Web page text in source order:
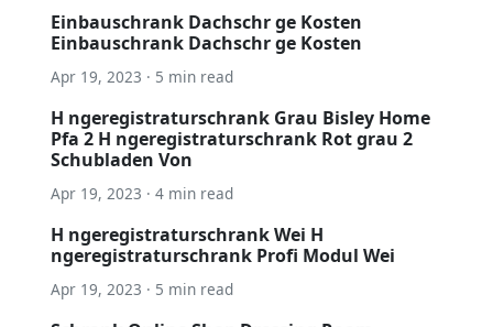
Einbauschrank Dachschr ge Kosten
Einbauschrank Dachschr ge Kosten
Apr 19, 2023 · 5 min read
H ngeregistraturschrank Grau Bisley Home
Pfa 2 H ngeregistraturschrank Rot grau 2
Schubladen Von
Apr 19, 2023 · 4 min read
H ngeregistraturschrank Wei H
ngeregistraturschrank Profi Modul Wei
Apr 19, 2023 · 5 min read